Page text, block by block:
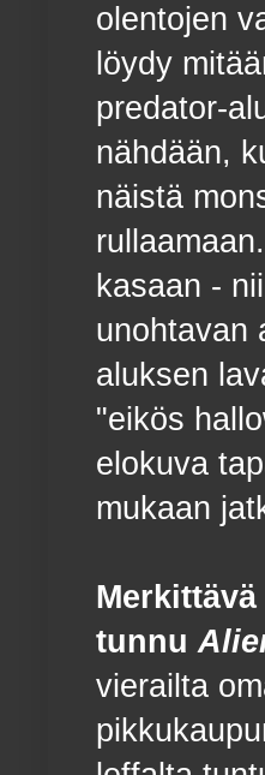
olentojen
löydy
predator-
nähdään,
näistä
kasaan -
unohtavan
aluksen
"eikös
elokuva
mukaan
tunnu
vierailta